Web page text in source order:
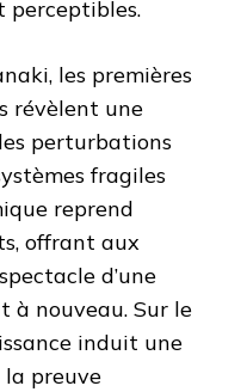
perceptibles.
les premières
révèlent une
perturbations
fragiles
reprend
offrant aux
d’une
à nouveau. Sur le
induit une
la preuve